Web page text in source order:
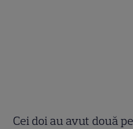
Cei doi au avut două